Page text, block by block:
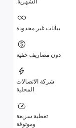
غير محدودة
مصاريف خفية
شركة الاتصالات
تغطية سريعة